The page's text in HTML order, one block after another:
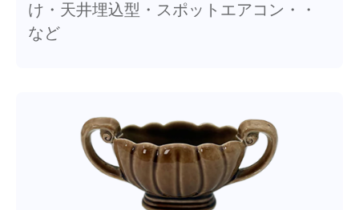
け・天井埋込型・スポットエアコン・・
など